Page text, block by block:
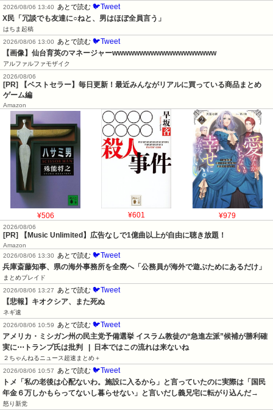
2026/08/06 13:40
あとで読む 🐦Tweet
X民「冗談でも友達に○ねと、男はほぼ全員言う」
はちま起稿
2026/08/06 13:00
あとで読む 🐦Tweet
【画像】仙台育英のマネージャーwwwwwwwwwwwwwwwwwww
アルファルファモザイク
2026/08/06
[PR] 【ベストセラー】毎日更新！最近みんながリアルに買っている商品まとめ
ゲーム編
Amazon
¥506 ¥601 ¥979
2026/08/06
[PR] 【Music Unlimited】広告なしで1億曲以上が自由に聴き放題！
Amazon
2026/08/06 13:30
あとで読む 🐦Tweet
兵庫斎藤知事、県の海外事務所を全廃へ「公務員が海外で遊ぶためにあるだけ」
まとめブレイド
2026/08/06 13:27
あとで読む 🐦Tweet
【悲報】キオクシア、また死ぬ
ネギ速
2026/08/06 10:59
あとで読む 🐦Tweet
アメリカ・ミシガン州の民主党予備選挙 イスラム教徒の“急進左派”候補が勝利確
実に⋯トランプ氏は批判   |  日本ではこの流れは来ないね
２ちゃんねるニュース超速まとめ＋
2026/08/06 10:57
あとで読む 🐦Tweet
トメ「私の老後は心配ないわ。施設に入るから」と言っていたのに実際は「国民
年金６万しかもらってないし暮らせない」と言いだし義兄宅に転がり込んだ→
怒り新党